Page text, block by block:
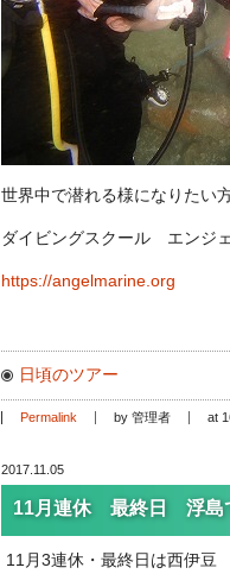
世界中で潜れる様になりたい
ダイビングスクール エンジ
https://angelmarine.org
日頃のツアー
Permalink by 管理者 at
2017.11.05
11月連休 最終日 浮島
11月3連休・最終日は西伊豆